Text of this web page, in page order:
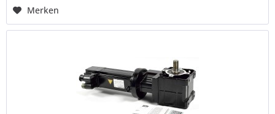
Merken